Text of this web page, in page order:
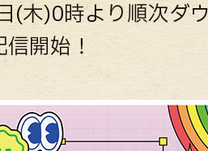
(木)0時より順次ダ
開始！